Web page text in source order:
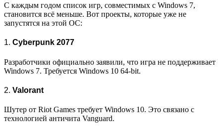
С каждым годом список игр, совместимых с Windows 7,
становится всё меньше. Вот проекты, которые уже не
запустятся на этой ОС:
1. Cyberpunk 2077
Разработчики официально заявили, что игра не поддерживает
Windows 7. Требуется Windows 10 64-bit.
2. Valorant
Шутер от Riot Games требует Windows 10. Это связано с
технологией античита Vanguard.